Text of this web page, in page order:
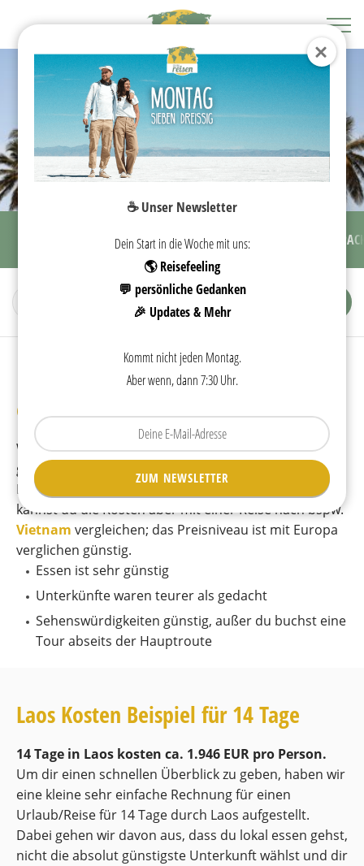
SEHENSWÜRDIGKEITEN
Laos Urlaub Kosten: Was kostet
eine Reise nach Laos?
Was kostet eigentlich eineReise durch Laos? Wir
geben dir einen Überblick zu den einzelnen
Kostenpunkte einer Reise durch Laos, grundsätzlich
kannst du die Kosten aber mit einer Reise nach bspw.
Vietnam vergleichen; das Preisniveau ist mit Europa
verglichen günstig.
Essen ist sehr günstig
Unterkünfte waren teurer als gedacht
Sehenswürdigkeiten günstig, außer du buchst eine
Tour abseits der Hauptroute
Laos Kosten Beispiel für 14 Tage
14 Tage in Laos kosten ca. 1.946 EUR pro Person.
Um dir einen schnellen Überblick zu geben, haben wir
eine kleine sehr einfache Rechnung für einen
Urlaub/Reise für 14 Tage durch Laos aufgestellt.
Dabei gehen wir davon aus, dass du lokal essen gehst,
nicht die absolut günstigste Unterkunft wählst und dir
☕️ Unser Newsletter
Dein Start in die Woche mit uns:
🌎 Reisefeeling
💬 persönliche Gedanken
🎉 Updates & Mehr
Kommt nicht jeden Montag.
Aber wenn, dann 7:30 Uhr.
Tippen
Sie
Ihre
E-
Mail
ein.
ZUM NEWSLETTER